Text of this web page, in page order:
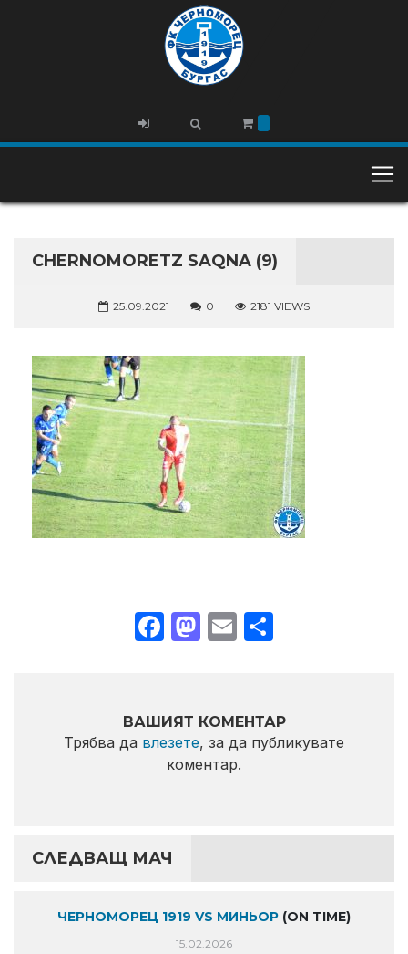
CHERNOMORETZ SAQNA (9)
25.09.2021 0 2181 VIEWS
Facebook
Mastodon
Email
ВАШИЯТ КОМЕНТАР
Трябва да влезете, за да публикувате
коментар.
СЛЕДВАЩ МАЧ
ЧЕРНОМОРЕЦ 1919 VS МИНЬОР (ON TIME)
15.02.2026